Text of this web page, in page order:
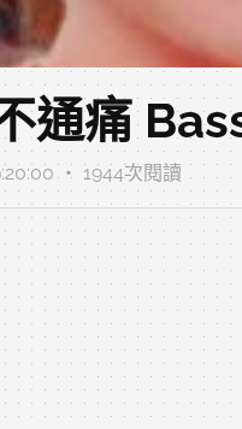
通痛
‧ 1944次閱讀